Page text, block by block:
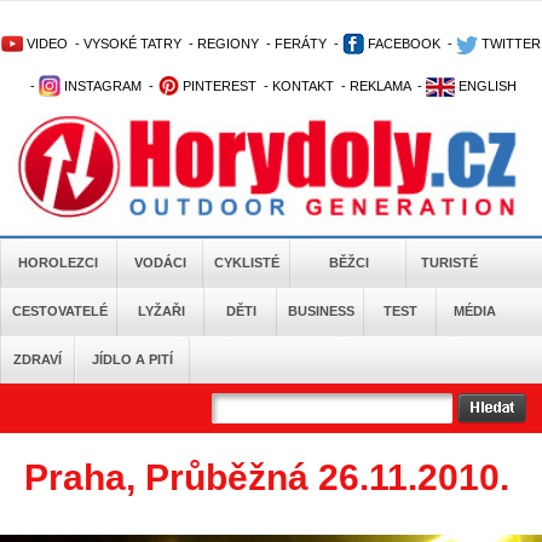
VIDEO - VYSOKÉ TATRY - REGIONY - FERÁTY - FACEBOOK - TWITTER
- INSTAGRAM - PINTEREST - KONTAKT - REKLAMA - ENGLISH
HOROLEZCI VODÁCI CYKLISTÉ BĚŽCI TURISTÉ
CESTOVATELÉ LYŽAŘI DĚTI BUSINESS TEST MÉDIA
ZDRAVÍ JÍDLO A PITÍ
Praha, Průběžná 26.11.2010.